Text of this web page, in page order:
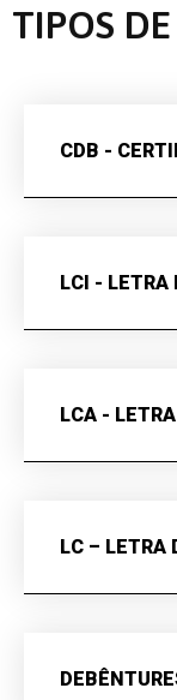
TIPOS
CDB -
LCI - LETRA
LCA -
LC – LETRA